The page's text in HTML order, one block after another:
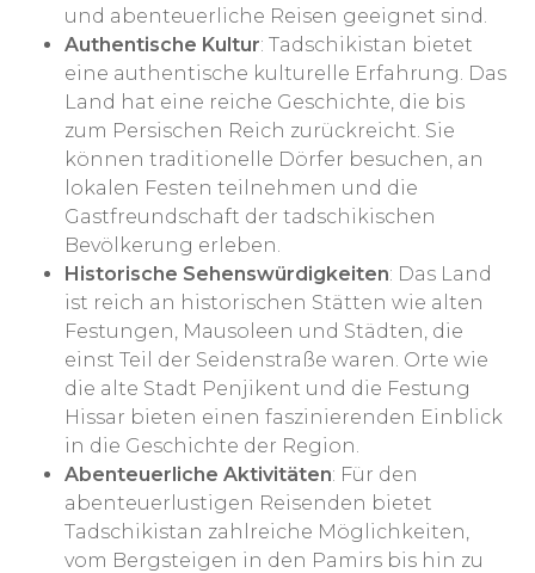
und abenteuerliche Reisen geeignet sind.
Authentische Kultur: Tadschikistan bietet
eine authentische kulturelle Erfahrung. Das
Land hat eine reiche Geschichte, die bis
zum Persischen Reich zurückreicht. Sie
können traditionelle Dörfer besuchen, an
lokalen Festen teilnehmen und die
Gastfreundschaft der tadschikischen
Bevölkerung erleben.
Historische Sehenswürdigkeiten: Das Land
ist reich an historischen Stätten wie alten
Festungen, Mausoleen und Städten, die
einst Teil der Seidenstraße waren. Orte wie
die alte Stadt Penjikent und die Festung
Hissar bieten einen faszinierenden Einblick
in die Geschichte der Region.
Abenteuerliche Aktivitäten: Für den
abenteuerlustigen Reisenden bietet
Tadschikistan zahlreiche Möglichkeiten,
vom Bergsteigen in den Pamirs bis hin zu